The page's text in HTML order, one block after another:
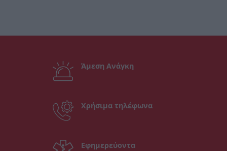
Άμεση Ανάγκη
Χρήσιμα τηλέφωνα
Εφημερεύοντα